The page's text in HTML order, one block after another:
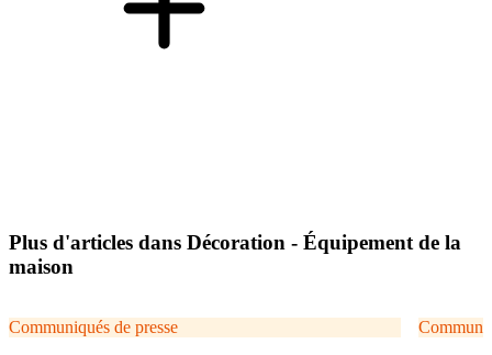
Plus d'articles dans Décoration - Équipement de la
maison
Communiqués de presse